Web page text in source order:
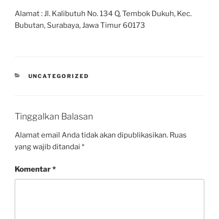
Alamat : Jl. Kalibutuh No. 134 Q, Tembok Dukuh, Kec.
Bubutan, Surabaya, Jawa Timur 60173
UNCATEGORIZED
Tinggalkan Balasan
Alamat email Anda tidak akan dipublikasikan. Ruas
yang wajib ditandai *
Komentar*